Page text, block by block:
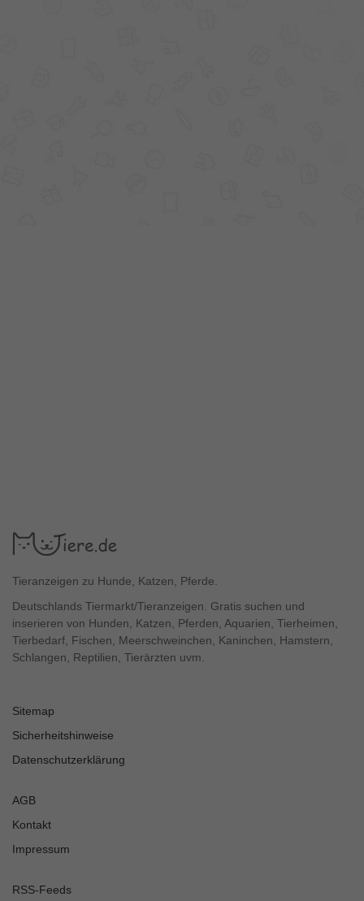
Tieranzeigen zu Hunde, Katzen, Pferde.
Deutschlands Tiermarkt/Tieranzeigen. Gratis suchen und
inserieren von Hunden, Katzen, Pferden, Aquarien, Tierheimen,
Tierbedarf, Fischen, Meerschweinchen, Kaninchen, Hamstern,
Schlangen, Reptilien, Tierärzten uvm.
Sitemap
Sicherheitshinweise
Datenschutzerklärung
AGB
Kontakt
Impressum
RSS-Feeds